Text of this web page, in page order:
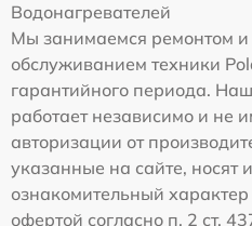
Водонагревателей
Мы занимаемся ремонтом и
обслуживанием техники
гарантийного периода.
работает независимо и не
авторизации от
указанные на сайте, носят
ознакомительный
офертой согласно п. 2 ст.